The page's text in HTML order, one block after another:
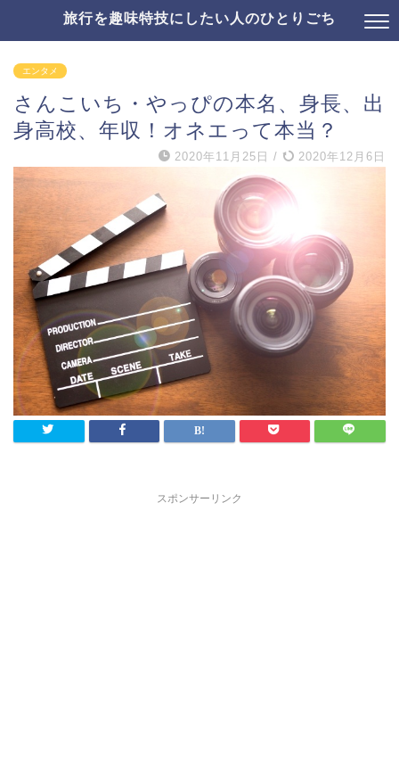
旅行を趣味特技にしたい人のひとりごち
エンタメ
さんこいち・やっぴの本名、身長、出
身高校、年収！オネエって本当？
2020年11月25日 / 2020年12月6日
スポンサーリンク